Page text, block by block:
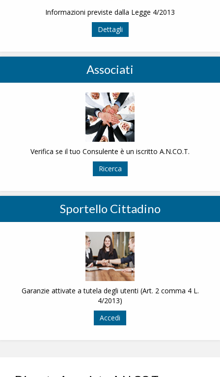
Informazioni previste dalla Legge 4/2013
Dettagli
Associati
Verifica se il tuo Consulente è un iscritto A.N.CO.T.
Ricerca
Sportello Cittadino
Garanzie attivate a tutela degli utenti (Art. 2 comma 4 L.
4/2013)
Accedi